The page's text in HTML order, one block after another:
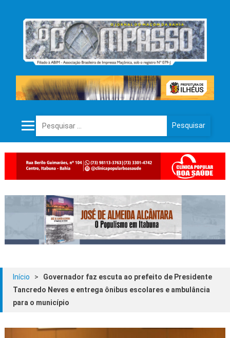
Pesquisar por:
Início >
Governador faz escuta ao prefeito de Presidente
Tancredo Neves e entrega ônibus escolares e ambulância
para o município